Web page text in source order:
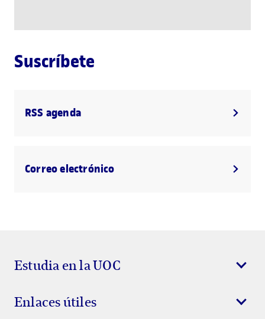
Suscríbete
RSS agenda
Correo electrónico
Estudia en la UOC
Enlaces útiles